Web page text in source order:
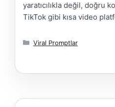
yaratıcılıkla değil, doğru
TikTok gibi kısa video
“yaratıcı ekip arkadaşı”
TikTok içerik üreticileri
Kategoriler
Viral Promptlar